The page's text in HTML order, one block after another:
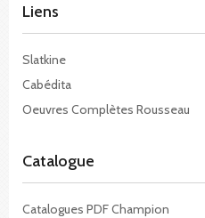
Liens
Slatkine
Cabédita
Oeuvres Complètes Rousseau
Catalogue
Catalogues PDF Champion